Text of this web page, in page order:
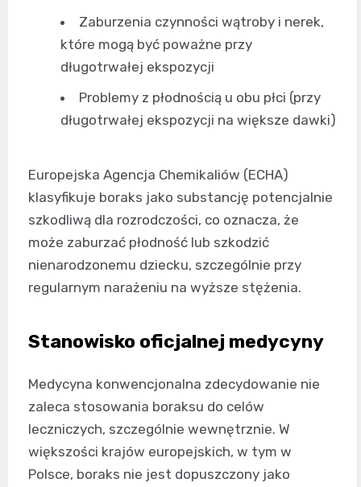
Zaburzenia czynności wątroby i nerek,
które mogą być poważne przy
długotrwałej ekspozycji
Problemy z płodnością u obu płci (przy
długotrwałej ekspozycji na większe dawki)
Europejska Agencja Chemikaliów (ECHA)
klasyfikuje boraks jako substancję potencjalnie
szkodliwą dla rozrodczości, co oznacza, że
może zaburzać płodność lub szkodzić
nienarodzonemu dziecku, szczególnie przy
regularnym narażeniu na wyższe stężenia.
Stanowisko oficjalnej medycyny
Medycyna konwencjonalna zdecydowanie nie
zaleca stosowania boraksu do celów
leczniczych, szczególnie wewnętrznie. W
większości krajów europejskich, w tym w
Polsce, boraks nie jest dopuszczony jako